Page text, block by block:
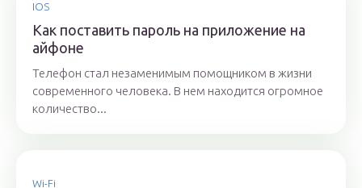
IOS
Как поставить пароль на приложение на
айфоне
Телефон стал незаменимым помощником в жизни
современного человека. В нем находится огромное
количество...
Wi-Fi